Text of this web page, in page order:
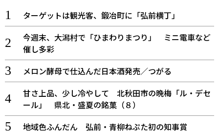
ターゲットは観光客、鍛冶町に「弘前横丁」
今週末、大潟村で「ひまわりまつり」 ミニ電車など
催し多彩
メロン酵母で仕込んだ日本酒発売／つがる
甘さ上品、少し冷やして 北秋田市の晩梅「ル・デセ
ール」 県北・盛夏の銘菓（８）
地域色ふんだん 弘前・青柳ねぷた初の知事賞